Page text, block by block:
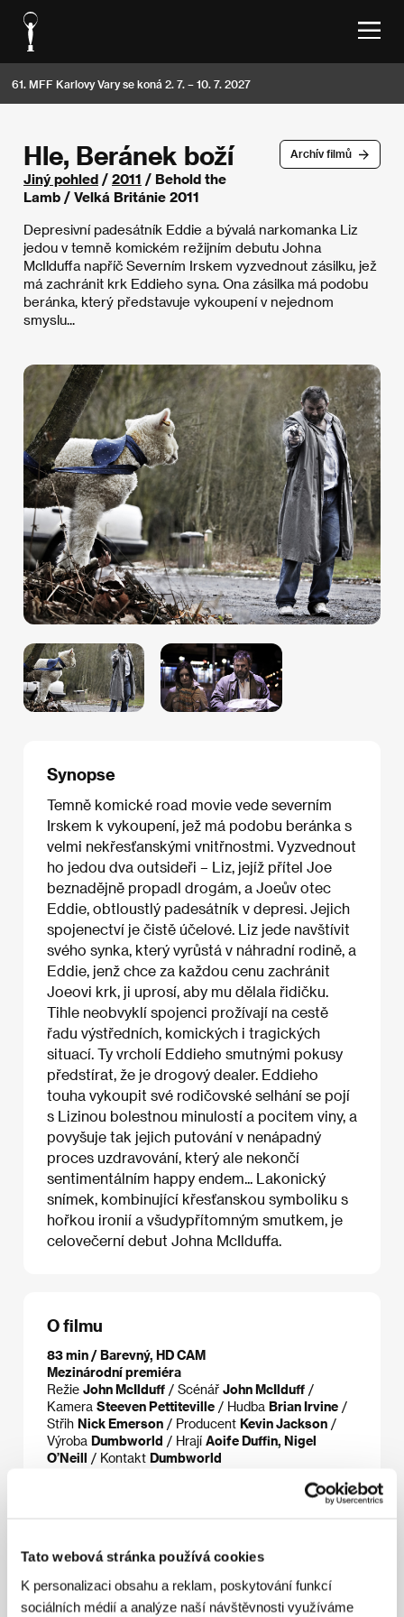
Tato webová stránka používá cookies
K personalizaci obsahu a reklam, poskytování funkcí
sociálních médií a analýze naší návštěvnosti využíváme
61. MFF Karlovy Vary se koná 2. 7. – 10. 7. 2027
Archív filmů
Hle, Beránek boží
Jiný pohled / 2011 / Behold the
Lamb / Velká Británie 2011
Depresivní padesátník Eddie a bývalá narkomanka Liz
jedou v temně komickém režijním debutu Johna
McIlduffa napříč Severním Irskem vyzvednout zásilku, jež
má zachránit krk Eddieho syna. Ona zásilka má podobu
beránka, který představuje vykoupení v nejednom
smyslu...
Synopse
Temně komické road movie vede severním
Irskem k vykoupení, jež má podobu beránka s
velmi nekřesťanskými vnitřnostmi. Vyzvednout
ho jedou dva outsideři – Liz, jejíž přítel Joe
beznadějně propadl drogám, a Joeův otec
Eddie, obtloustlý padesátník v depresi. Jejich
spojenectví je čistě účelové. Liz jede navštívit
svého synka, který vyrůstá v náhradní rodině, a
Eddie, jenž chce za každou cenu zachránit
Joeovi krk, ji uprosí, aby mu dělala řidičku.
Tihle neobvyklí spojenci prožívají na cestě
řadu výstředních, komických i tragických
situací. Ty vrcholí Eddieho smutnými pokusy
předstírat, že je drogový dealer. Eddieho
touha vykoupit své rodičovské selhání se pojí
s Lizinou bolestnou minulostí a pocitem viny, a
povyšuje tak jejich putování v nenápadný
proces uzdravování, který ale nekončí
sentimentálním happy endem... Lakonický
snímek, kombinující křesťanskou symboliku s
hořkou ironií a všudypřítomným smutkem, je
celovečerní debut Johna McIlduffa.
O filmu
83 min / Barevný, HD CAM
Mezinárodní premiéra
Režie John McIlduff / Scénář John McIlduff /
Kamera Steeven Pettiteville / Hudba Brian Irvine /
Střih Nick Emerson / Producent Kevin Jackson /
Výroba Dumbworld / Hrají Aoife Duffin, Nigel
O’Neill / Kontakt Dumbworld